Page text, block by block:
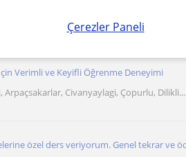
Çerezler Paneli
Kaleburcu, Kocabucak, Nacarli,
diğer Ilkokul öğretmenleri
Verimli ve Keyifli Öğrenme Deneyimi
Arpaçsakarlar, Civanyaylagi, Çopurlu, Dilikli...
özel ders veriyorum. Genel tekrar ve